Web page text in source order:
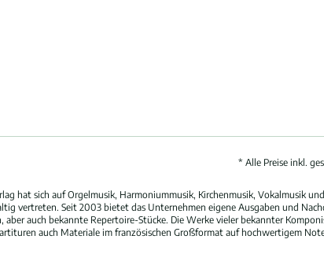
* Alle Preise inkl.
hat sich auf Orgelmusik, Harmoniummusik, Kirchenmusik, Vokalmusik
vertreten. Seit 2003 bietet das Unternehmen eigene Ausgaben und
auch bekannte Repertoire-Stücke. Die Werke vieler bekannter
auch Materiale im französischen Großformat auf hochwertigem